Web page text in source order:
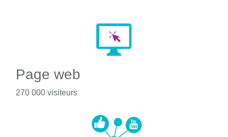
Page web
270 000 visiteurs